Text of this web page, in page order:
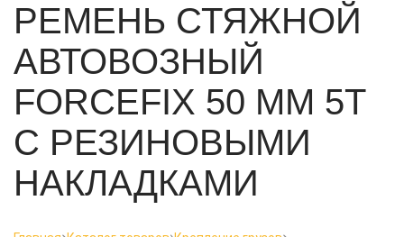
РЕМЕНЬ СТЯЖНОЙ
АВТОВОЗНЫЙ
FORCEFIX 50 ММ 5Т
С РЕЗИНОВЫМИ
НАКЛАДКАМИ